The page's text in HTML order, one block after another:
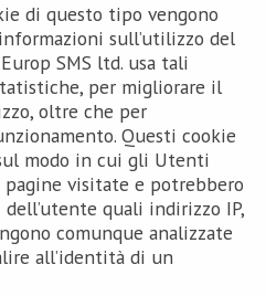
di questo tipo vengono
sull’utilizzo del
SMS ltd. usa tali
per migliorare il
oltre che per
Questi cookie
modo in cui gli Utenti
visitate e potrebbero
quali indirizzo IP,
comunque analizzate
all’identità di un